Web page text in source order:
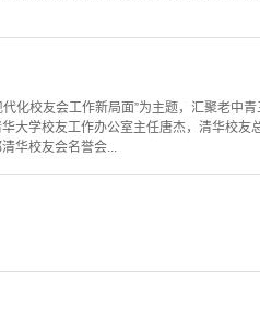
化校友会工作新局面”为主题，汇聚老中青
大学校友工作办公室主任唐杰，清华校友
华校友会名誉会...